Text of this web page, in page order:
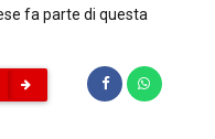
fa parte di questa